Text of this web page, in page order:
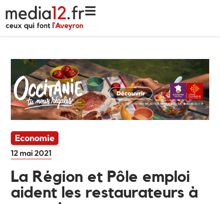
Economie
12 mai 2021
La Région et Pôle emploi
aident les restaurateurs à